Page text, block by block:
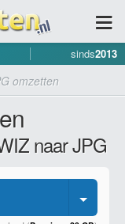
sinds2013
omzetten
naar JPG